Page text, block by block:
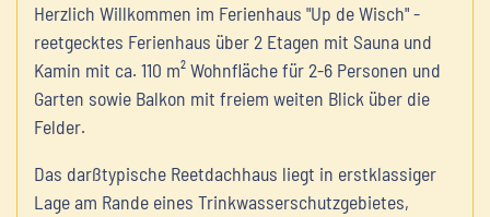
Herzlich Willkommen im Ferienhaus "Up de Wisch" -
reetgecktes Ferienhaus über 2 Etagen mit Sauna und
Kamin mit ca. 110 m² Wohnfläche für 2-6 Personen und
Garten sowie Balkon mit freiem weiten Blick über die
Felder.
Das darßtypische Reetdachhaus liegt in erstklassiger
Lage am Rande eines Trinkwasserschutzgebietes,